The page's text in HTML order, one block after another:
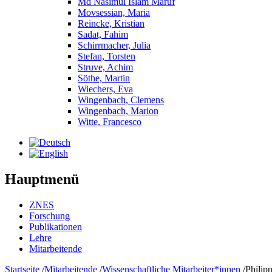
Movsessian, Maria
Reincke, Kristian
Sadat, Fahim
Schirrmacher, Julia
Stefan, Torsten
Struve, Achim
Söthe, Martin
Wiechers, Eva
Wingenbach, Clemens
Wingenbach, Marion
Witte, Francesco
Hauptmenü
ZNES
Forschung
Publikationen
Lehre
Mitarbeitende
Startseite /Mitarbeitende /Wissenschaftliche Mitarbeiter*innen /